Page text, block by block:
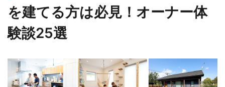
を建てる方は必見！オーナー体
験談25選